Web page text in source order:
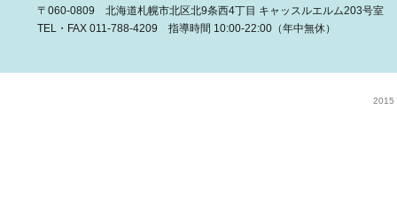
〒060-0809 北海道札幌市北区北9条西4丁目 キャッスルエルム203号室
TEL・FAX 011-788-4209 指導時間 10:00-22:00（年中無休）
2015